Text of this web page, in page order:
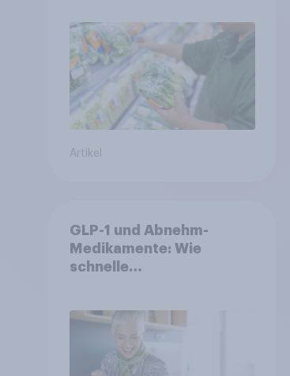
Artikel
GLP-1 und Abnehm-
Medikamente: Wie
schnelle
umgestalten